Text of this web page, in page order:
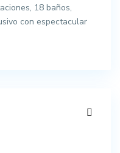
18 baños,
con espectacular